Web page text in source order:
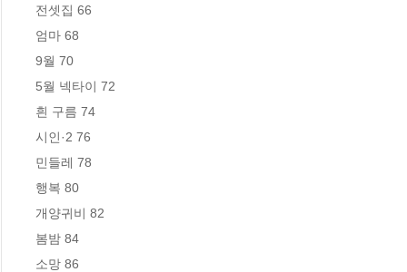
전셋집 66
엄마 68
9월 70
5월 넥타이 72
흰 구름 74
시인·2 76
민들레 78
행복 80
개양귀비 82
봄밤 84
소망 86